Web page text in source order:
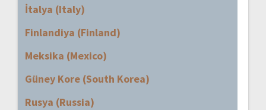
İtalya (Italy)
Finlandiya (Finland)
Meksika (Mexico)
Güney Kore (South Korea)
Rusya (Russia)